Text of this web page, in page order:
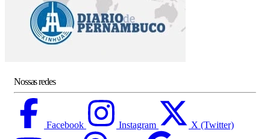
Nossas redes
Facebook Instagram X (Twitter)